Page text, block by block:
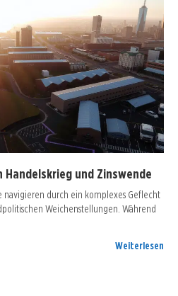
und Zinswende
navigieren durch ein komplexes Geflecht
Weichenstellungen. Während
Weiterlesen